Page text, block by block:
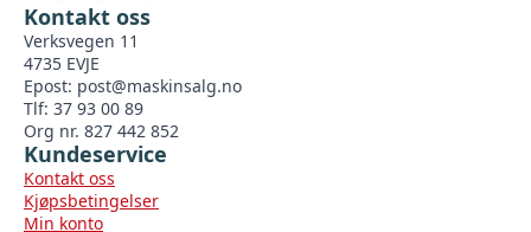
Kontakt oss
Verksvegen 11
4735 EVJE
Epost: post@maskinsalg.no
Tlf: 37 93 00 89
Org nr. 827 442 852
Kundeservice
Kontakt oss
Kjøpsbetingelser
Min konto